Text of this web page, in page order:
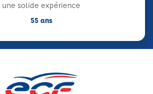
une solide expérience
55 ans